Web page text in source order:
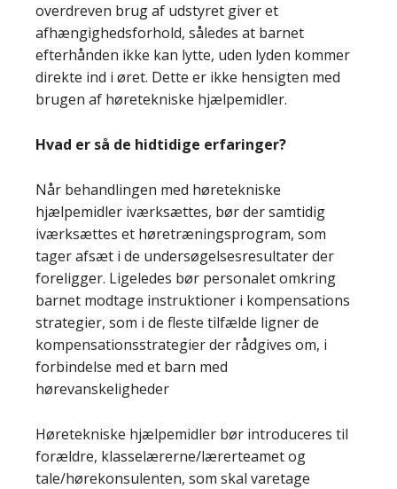
overdreven brug af udstyret giver et
afhængighedsforhold, således at barnet
efterhånden ikke kan lytte, uden lyden kommer
direkte ind i øret. Dette er ikke hensigten med
brugen af høretekniske hjælpemidler.
Hvad er så de hidtidige erfaringer?
Når behandlingen med høretekniske
hjælpemidler iværksættes, bør der samtidig
iværksættes et høretræningsprogram, som
tager afsæt i de undersøgelsesresultater der
foreligger. Ligeledes bør personalet omkring
barnet modtage instruktioner i kompensations
strategier, som i de fleste tilfælde ligner de
kompensationsstrategier der rådgives om, i
forbindelse med et barn med
hørevanskeligheder
Høretekniske hjælpemidler bør introduceres til
forældre, klasselærerne/lærerteamet og
tale/hørekonsulenten, som skal varetage